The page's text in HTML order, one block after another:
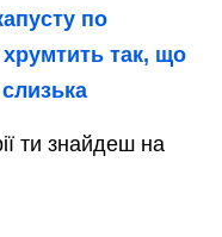
по
так, що
слизька
ти знайдеш на